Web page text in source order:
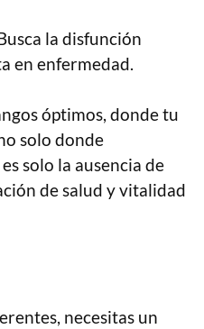
la disfunción
en enfermedad.
óptimos, donde tu
solo donde
solo la ausencia de
de salud y vitalidad
necesitas un